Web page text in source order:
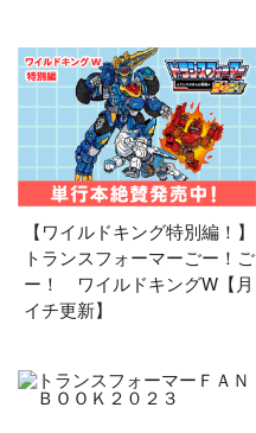
【ワイルドキング特別編！】
トランスフォーマーごー！ご
ー！ ワイルドキングW【月
イチ更新】